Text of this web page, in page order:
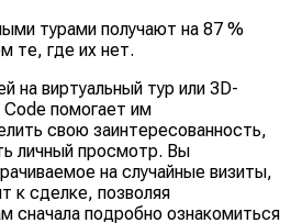
турами получают на 87 %
те, где их нет.
на виртуальный тур или 3D-
помогает им
свою заинтересованность,
личный просмотр. Вы
на случайные визиты,
к сделке, позволяя
сначала подробно ознакомиться